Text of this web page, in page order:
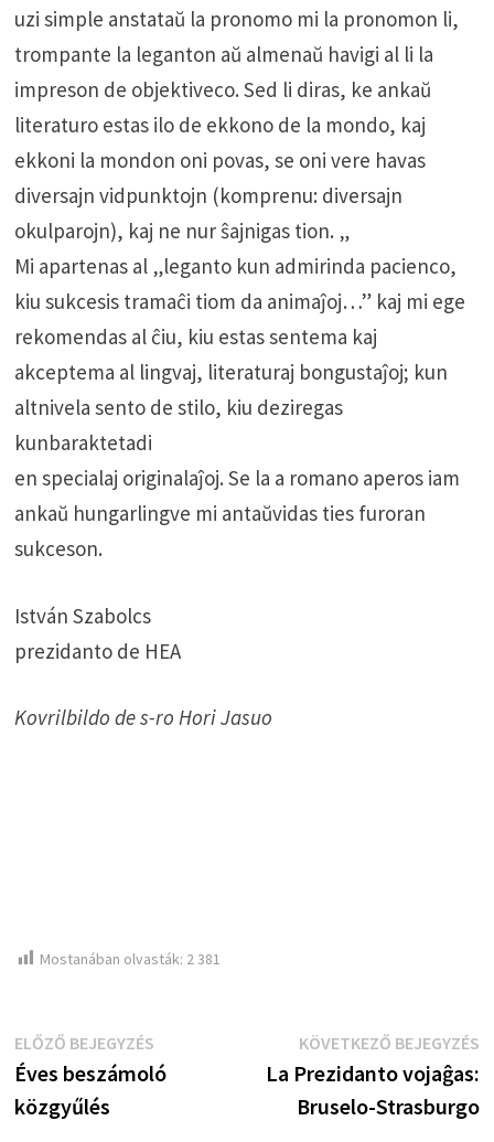
uzi simple anstataŭ la pronomo mi la pronomon li,
trompante la leganton aŭ almenaŭ havigi al li la
impreson de objektiveco. Sed li diras, ke ankaŭ
literaturo estas ilo de ekkono de la mondo, kaj
ekkoni la mondon oni povas, se oni vere havas
diversajn vidpunktojn (komprenu: diversajn
okulparojn), kaj ne nur ŝajnigas tion. „
Mi apartenas al „leganto kun admirinda pacienco,
kiu sukcesis tramaĉi tiom da animaĵoj…” kaj mi ege
rekomendas al ĉiu, kiu estas sentema kaj
akceptema al lingvaj, literaturaj bongustaĵoj; kun
altnivela sento de stilo, kiu deziregas
kunbaraktetadi
en specialaj originalaĵoj. Se la a romano aperos iam
ankaŭ hungarlingve mi antaŭvidas ties furoran
sukceson.
István Szabolcs
prezidanto de HEA
Kovrilbildo de s-ro Hori Jasuo
Mostanában olvasták: 2 381
Bejegyzés
navigáció
ELŐZŐ BEJEGYZÉSElőző
bejegyzés:
Éves beszámoló
közgyűlés
KÖVETKEZŐ BEJEGYZÉS
La Prezidanto vojaĝas:
Bruselo-Strasburgo